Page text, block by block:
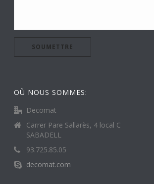
OÙ NOUS SOMMES:
Decomat
Carrer Pare Sallarès, 4 local C
SABADELL
93.725.85.05
decomat.com